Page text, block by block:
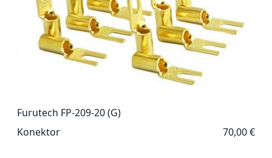
Furutech FP-209-20 (G)
Konektor
70,00 €